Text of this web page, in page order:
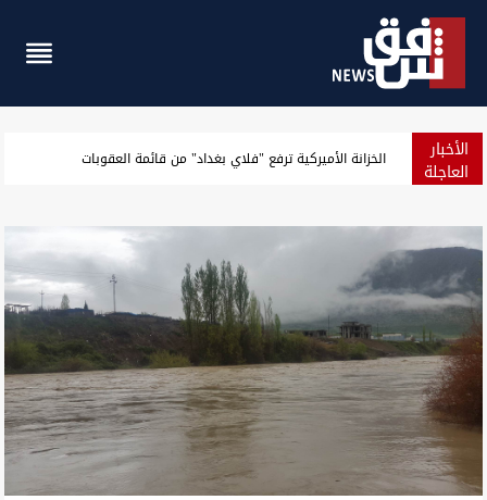
الأخبار
العاجلة توصية باكستانية لتعزيز العلاقة مع العراق إثر "دوره الإقليمي الجديد"